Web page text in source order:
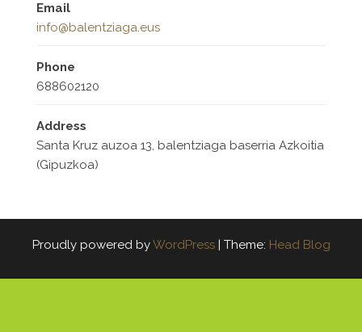
Email
info@balentziaga.eus
Phone
688602120
Address
Santa Kruz auzoa 13, balentziaga baserria Azkoitia
(Gipuzkoa)
Proudly powered byWordPress | Theme: Head Blog